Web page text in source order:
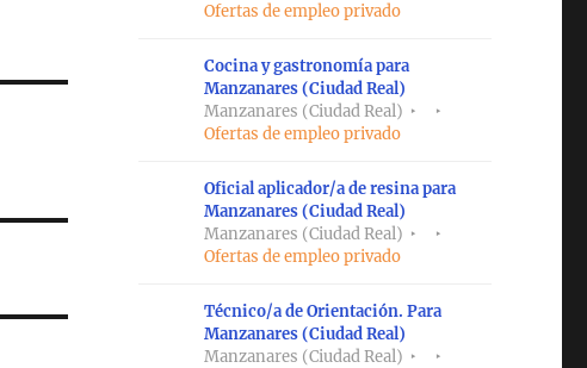
Ofertas de empleo privado
Cocina y gastronomía para
Manzanares (Ciudad Real)
Manzanares (Ciudad Real)
Ofertas de empleo privado
Oficial aplicador/a de resina para
Manzanares (Ciudad Real)
Manzanares (Ciudad Real)
Ofertas de empleo privado
Técnico/a de Orientación. Para
Manzanares (Ciudad Real)
Manzanares (Ciudad Real)